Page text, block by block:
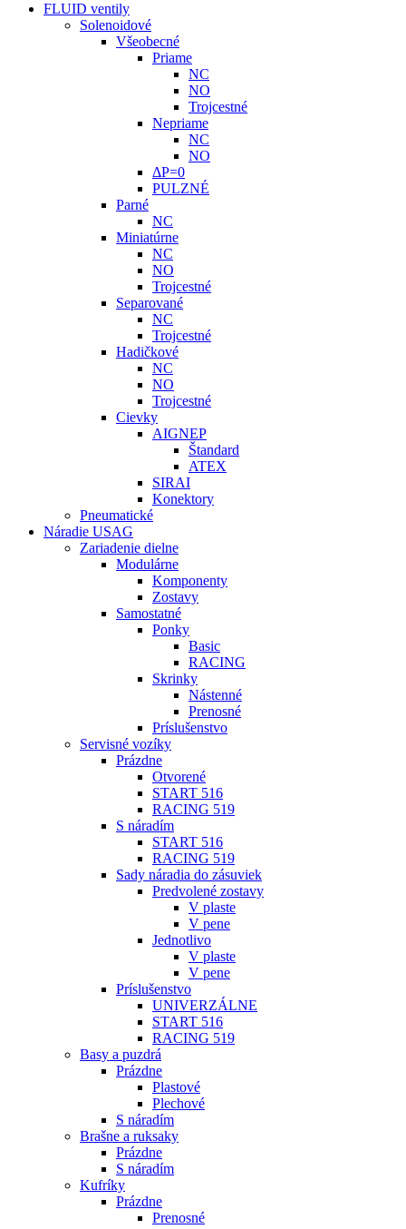
FLUID ventily
Solenoidové
Všeobecné
Priame
NC
NO
Trojcestné
Nepriame
NC
NO
ΔP=0
PULZNÉ
Parné
NC
Miniatúrne
NC
NO
Trojcestné
Separované
NC
Trojcestné
Hadičkové
NC
NO
Trojcestné
Cievky
AIGNEP
Štandard
ATEX
SIRAI
Konektory
Pneumatické
Náradie USAG
Zariadenie dielne
Modulárne
Komponenty
Zostavy
Samostatné
Ponky
Basic
RACING
Skrinky
Nástenné
Prenosné
Príslušenstvo
Servisné vozíky
Prázdne
Otvorené
START 516
RACING 519
S náradím
START 516
RACING 519
Sady náradia do zásuviek
Predvolené zostavy
V plaste
V pene
Jednotlivo
V plaste
V pene
Príslušenstvo
UNIVERZÁLNE
START 516
RACING 519
Basy a puzdrá
Prázdne
Plastové
Plechové
S náradím
Brašne a ruksaky
Prázdne
S náradím
Kufríky
Prázdne
Prenosné